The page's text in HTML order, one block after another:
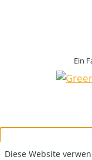
Ein
Diese Website